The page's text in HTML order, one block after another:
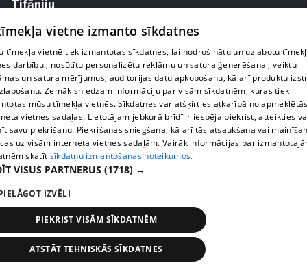
Tifāniju
pirms 2 nedēļām, 6 dienām
Draudzene aicina pārvākties Magoni uz Kurzemes
pusi
73. epizode
vietne izmanto sīkdatnes
tīmekļa vietnē tiek izmantotas sīkdatnes, lai nodrošinātu un uzlabotu
darbību., nosūtītu personalizētu reklāmu un satura ģenerēšanai, veiktu
un satura mērījumus, auditorijas datu apkopošanu, kā arī produktu
Zemāk sniedzam informāciju par visām sīkdatnēm, kuras tiek
mūsu tīmekļa vietnēs. Sīkdatnes var atšķirties atkarībā no
vietnes sadaļas. Lietotājam jebkurā brīdī ir iespēja piekrist, atteikties
savu piekrišanu. Piekrišanas sniegšana, kā arī tās atsaukšana vai
uz visām interneta vietnes sadaļām. Vairāk informācijas par
skatīt sīkdatņu izmantošanas noteikumos.
VISUS PARTNERUS (1718) →
IZVĒLI
PIEKRIST VISĀM SĪKDATNĒM
ATSTĀT TEHNISKĀS SĪKDATNES